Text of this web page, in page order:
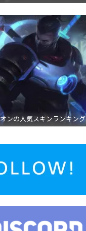
オンの人気スキンランキング